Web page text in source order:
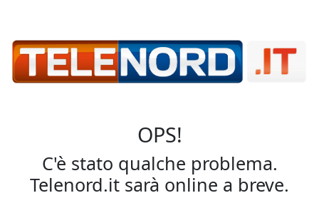
OPS!
C'è stato qualche problema.
Telenord.it sarà online a breve.